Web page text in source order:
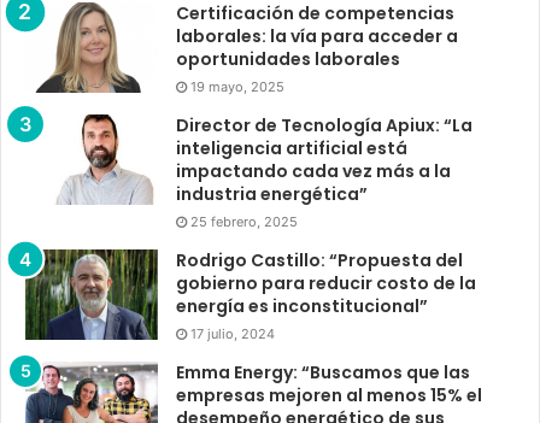
Certificación de competencias
laborales: la vía para acceder a
oportunidades laborales
19 mayo, 2025
Director de Tecnología Apiux: “La
inteligencia artificial está
impactando cada vez más a la
industria energética”
25 febrero, 2025
Rodrigo Castillo: “Propuesta del
gobierno para reducir costo de la
energía es inconstitucional”
17 julio, 2024
Emma Energy: “Buscamos que las
empresas mejoren al menos 15% el